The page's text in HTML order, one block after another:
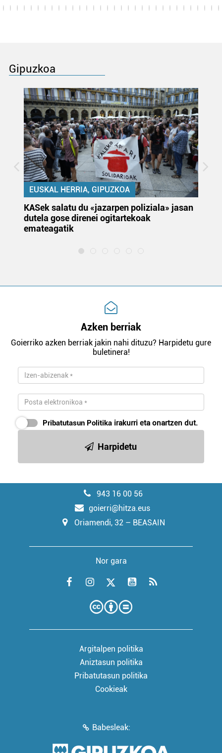
Gipuzkoa
EUSKAL HERRIA, GIPUZKOA
KASek salatu du «jazarpen poliziala» jasan
dutela gose direnei ogitartekoak
emateagatik
Azken berriak
Goierriko azken berriak jakin nahi dituzu? Harpidetu gure
buletinera!
Pribatutasun Politika irakurri eta onartzen dut.
Harpidetu
943 16 00 56
goierri@hitza.eus
Oriamendi, 32 – BEASAIN
Nor gara
Argitalpen politika
Aniztasun politika
Pribatutasun politika
Cookieak
Babesleak: